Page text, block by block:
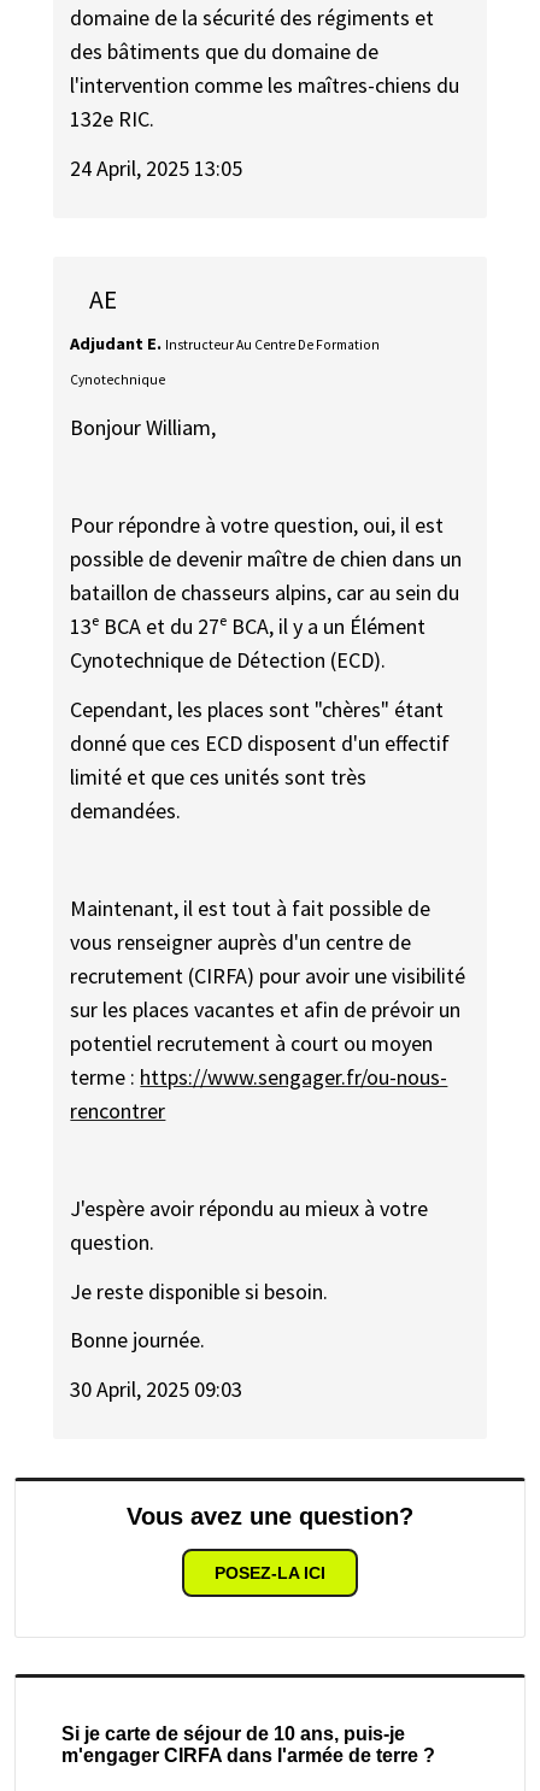
domaine de la sécurité des régiments et
des bâtiments que du domaine de
l'intervention comme les maîtres-chiens du
132e RIC.
24 April, 2025 13:05
AE
Adjudant E. Instructeur Au Centre De Formation
Cynotechnique
Bonjour William,
Pour répondre à votre question, oui, il est
possible de devenir maître de chien dans un
bataillon de chasseurs alpins, car au sein du
13ᵉ BCA et du 27ᵉ BCA, il y a un Élément
Cynotechnique de Détection (ECD).
Cependant, les places sont "chères" étant
donné que ces ECD disposent d'un effectif
limité et que ces unités sont très
demandées.
Maintenant, il est tout à fait possible de
vous renseigner auprès d'un centre de
recrutement (CIRFA) pour avoir une visibilité
sur les places vacantes et afin de prévoir un
potentiel recrutement à court ou moyen
terme : https://www.sengager.fr/ou-nous-
rencontrer
J'espère avoir répondu au mieux à votre
question.
Je reste disponible si besoin.
Bonne journée.
30 April, 2025 09:03
Vous avez une question?
POSEZ-LA ICI
Si je carte de séjour de 10 ans, puis-je
m'engager CIRFA dans l'armée de terre ?